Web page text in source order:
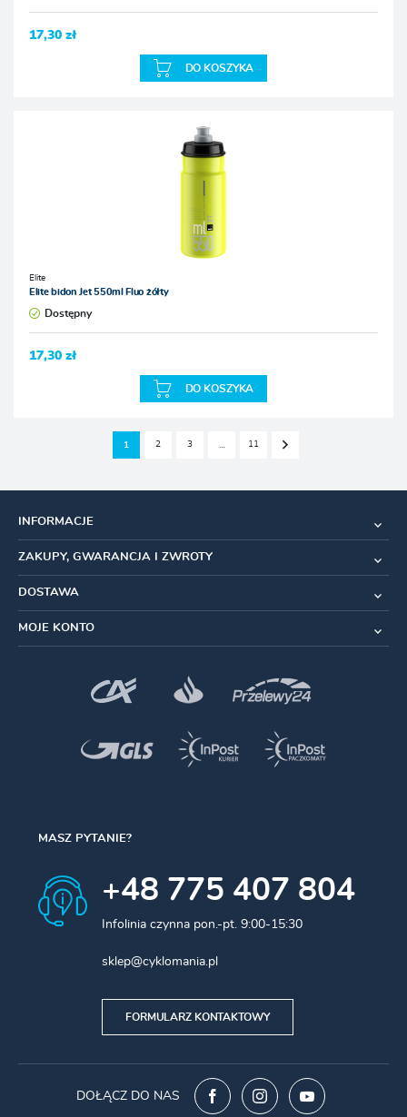
17,30 zł
DO KOSZYKA
Elite
Elite bidon Jet 550ml Fluo żółty
Dostępny
17,30 zł
DO KOSZYKA
1 2 3 11
INFORMACJE
ZAKUPY, GWARANCJA I ZWROTY
DOSTAWA
MOJE KONTO
MASZ PYTANIE?
+48 775 407 804
Infolinia czynna pon.-pt. 9:00-15:30
sklep@cyklomania.pl
FORMULARZ KONTAKTOWY
DOŁĄCZ DO NAS